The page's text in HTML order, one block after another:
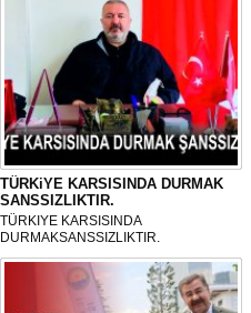
TÜRKiYE KARSISINDA DURMAK
SANSSIZLIKTIR.
TÜRKIYE KARSISINDA
DURMAKSANSSIZLIKTIR.